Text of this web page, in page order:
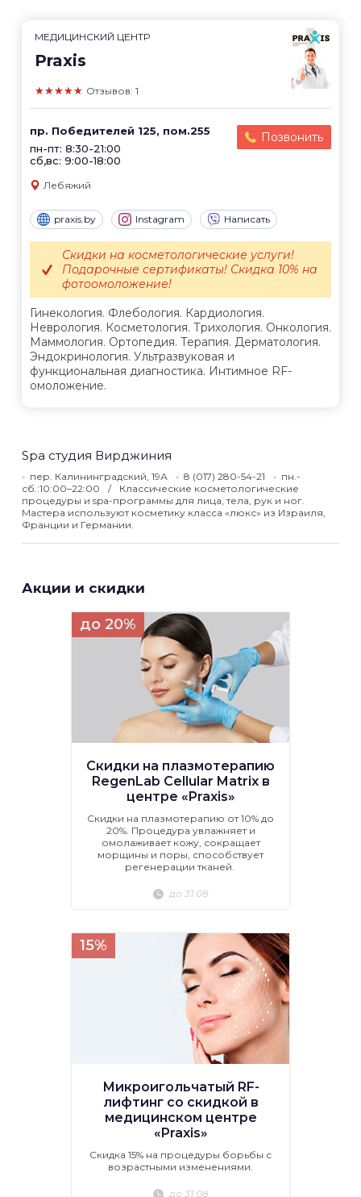
МЕДИЦИНСКИЙ ЦЕНТР
Praxis
★★★★★ Отзывов: 1
пр. Победителей 125, пом.255
пн-пт: 8:30-21:00
сб,вс: 9:00-18:00
Позвонить
Лебяжий
praxis.by Instagram Написать
Гинекология. Флебология. Кардиология.
Неврология. Косметология. Трихология. Онкология.
Маммология. Ортопедия. Терапия. Дерматология.
Эндокринология. Ультразвуковая и
функциональная диагностика. Интимное RF-
омоложение.
Скидки на косметологические услуги!
Подарочные сертификаты! Скидка 10% на
фотоомоложение!
Spa студия Вирджиния
пер. Калининградский, 19А 8 (017) 280-54-21
пн.-
сб.:10:00–22:00
Классические косметологические
процедуры и spa-программы для лица, тела, рук и ног.
Мастера используют косметику класса «люкс» из Израиля,
Франции и Германии.
Акции и скидки
до 20%
Скидки на плазмотерапию
RegenLab Cellular Matrix в
центре «Praxis»
Скидки на плазмотерапию от 10% до
20%. Процедура увлажняет и
омолаживает кожу, сокращает
морщины и поры, способствует
регенерации тканей.
до 31.08
15%
Микроигольчатый RF-
лифтинг со скидкой в
медицинском центре
«Praxis»
Скидка 15% на процедуры борьбы с
возрастными изменениями.
до 31.08